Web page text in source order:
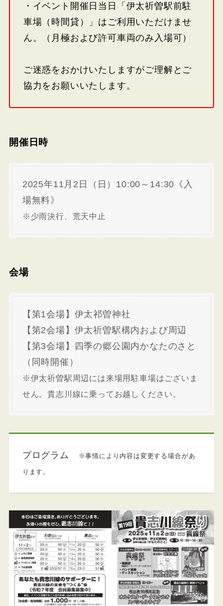
・イベント開催日当日「伊太祈曽駅前駐
車場（時間貸）」はご利用いただけませ
ん。（月極および許可車両のみ入場可）
ご迷惑をおかけいたしますがご理解とご
協力をお願いいたします。
開催日時
2025年11月2日（日）10:00～14:30《入
場無料》
※少雨決行、荒天中止
会場
【第1会場】伊太祁曽神社
【第2会場】伊太祈曽駅構内および周辺
【第3会場】四季の郷公園内かなたのさと
（同時開催）
※伊太祈曽駅周辺には来場用駐車場はございま
せん。貴志川線に乗ってお越しください。
プログラム ※事情により内容は変更する場合があ
ります。